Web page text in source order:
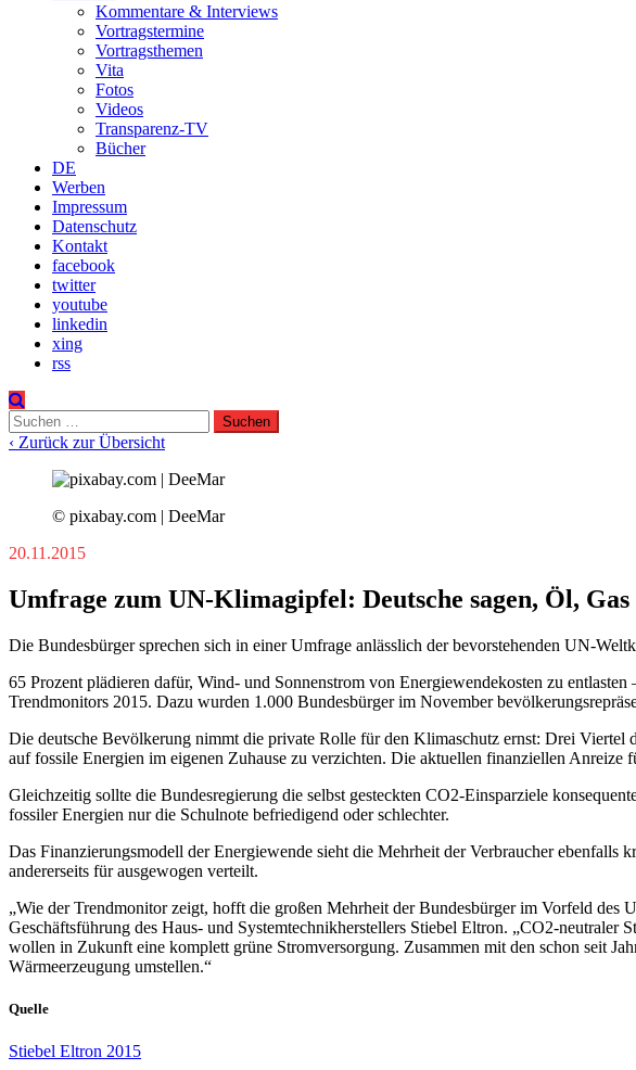
Kommentare & Interviews
Vortragstermine
Vortragsthemen
Vita
Fotos
Videos
Transparenz-TV
Bücher
DE
Werben
Impressum
Datenschutz
Kontakt
facebook
twitter
youtube
linkedin
xing
rss
Suchen
nach:
‹ Zurück zur Übersicht
© pixabay.com | DeeMar
20.11.2015
Umfrage zum UN-Klimagipfel: Deutsche sagen, Öl,
Die Bundesbürger sprechen sich in einer Umfrage anlässlich der bevorstehenden UN-
65 Prozent plädieren dafür, Wind- und Sonnenstrom von Energiewendekosten zu
Trendmonitors 2015. Dazu wurden 1.000 Bundesbürger im November
Die deutsche Bevölkerung nimmt die private Rolle für den Klimaschutz ernst: Drei Viertel
auf fossile Energien im eigenen Zuhause zu verzichten. Die aktuellen finanziellen
Gleichzeitig sollte die Bundesregierung die selbst gesteckten CO2-Einsparziele
fossiler Energien nur die Schulnote befriedigend oder schlechter.
Das Finanzierungsmodell der Energiewende sieht die Mehrheit der Verbraucher
andererseits für ausgewogen verteilt.
„Wie der Trendmonitor zeigt, hofft die großen Mehrheit der Bundesbürger im Vorfeld
Geschäftsführung des Haus- und Systemtechnikherstellers Stiebel Eltron. „CO2-
wollen in Zukunft eine komplett grüne Stromversorgung. Zusammen mit den schon seit
Wärmeerzeugung umstellen.“
Quelle
Stiebel Eltron 2015